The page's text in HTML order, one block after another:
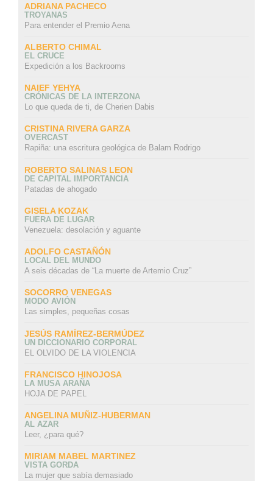
ADRIANA PACHECO
TROYANAS
Para entender el Premio Aena
ALBERTO CHIMAL
EL CRUCE
Expedición a los Backrooms
NAIEF YEHYA
CRÓNICAS DE LA INTERZONA
Lo que queda de ti, de Cherien Dabis
CRISTINA RIVERA GARZA
OVERCAST
Rapiña: una escritura geológica de Balam Rodrigo
ROBERTO SALINAS LEON
DE CAPITAL IMPORTANCIA
Patadas de ahogado
GISELA KOZAK
FUERA DE LUGAR
Venezuela: desolación y aguante
ADOLFO CASTAÑÓN
LOCAL DEL MUNDO
A seis décadas de “La muerte de Artemio Cruz”
SOCORRO VENEGAS
MODO AVIÓN
Las simples, pequeñas cosas
JESÚS RAMÍREZ-BERMÚDEZ
UN DICCIONARIO CORPORAL
EL OLVIDO DE LA VIOLENCIA
FRANCISCO HINOJOSA
LA MUSA ARAÑA
HOJA DE PAPEL
ANGELINA MUÑIZ-HUBERMAN
AL AZAR
Leer, ¿para qué?
MIRIAM MABEL MARTINEZ
VISTA GORDA
La mujer que sabía demasiado